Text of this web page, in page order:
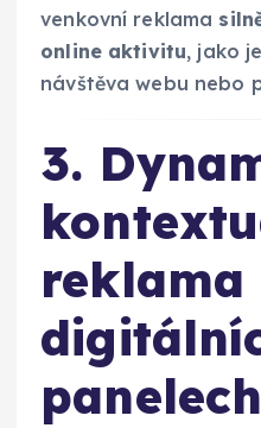
venkovní reklama
online aktivitu, jako
návštěva webu nebo
3.
reklama